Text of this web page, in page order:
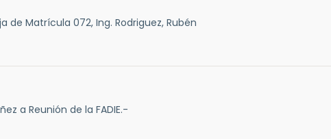
de Matrícula 072, Ing. Rodriguez, Rubén
a Reunión de la FADIE.-